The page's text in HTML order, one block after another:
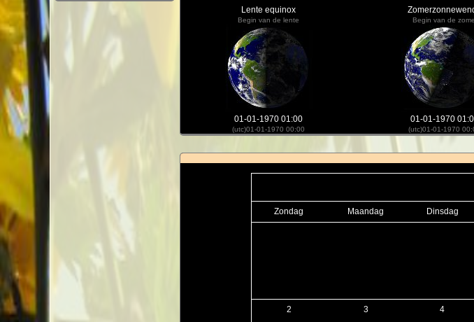
Lente equinox
Begin van de lente Begin van de
01-01-1970 01:00
(utc)01-01-1970 00:00
01-01-1970
(utc)01-01-1970
Zondag Maandag Dinsdag
2 3 4